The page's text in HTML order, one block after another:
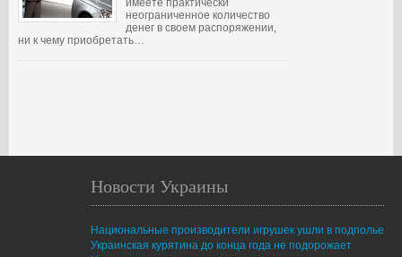
имеете практически
неограниченное количество
денег в своем распоряжении,
ни к чему приобретать…
Новости Украины
Национальные производители игрушек ушли в подполье
Украинская курятина до конца года не подорожает